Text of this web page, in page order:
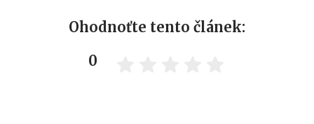
Ohodnoťte tento článek:
0